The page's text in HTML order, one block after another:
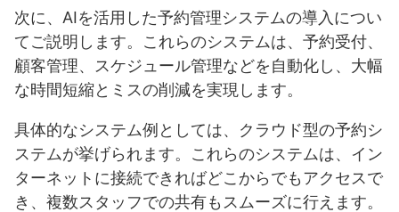
次に、AIを活用した予約管理システムの導入につい
てご説明します。これらのシステムは、予約受付、
顧客管理、スケジュール管理などを自動化し、大幅
な時間短縮とミスの削減を実現します。
具体的なシステム例としては、クラウド型の予約シ
ステムが挙げられます。これらのシステムは、イン
ターネットに接続できればどこからでもアクセスで
き、複数スタッフでの共有もスムーズに行えます。